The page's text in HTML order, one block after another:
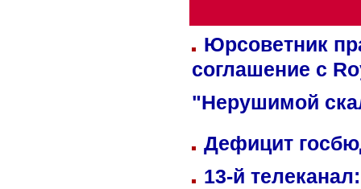
Юрсоветник
соглашение с
"Нерушимой
Дефицит
13-й